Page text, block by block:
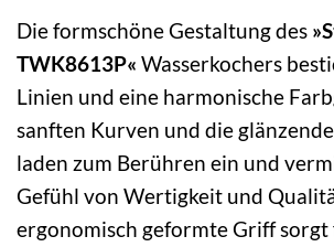
Die formschöne Gestaltung des
TWK8613P« Wasserkochers
Linien und eine harmonische
sanften Kurven und die
laden zum Berühren ein und
Gefühl von Wertigkeit und
ergonomisch geformte Griff sorgt